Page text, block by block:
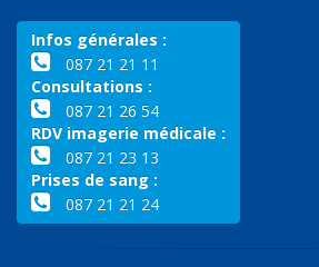
Infos générales :
087 21 21 11
Consultations :
087 21 26 54
RDV imagerie médicale :
087 21 23 13
Prises de sang :
087 21 21 24